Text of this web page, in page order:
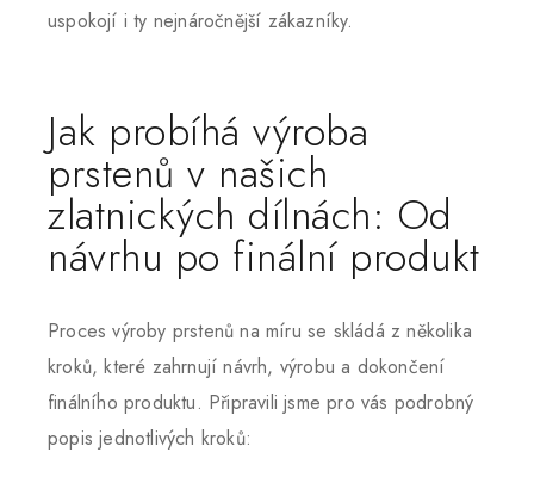
uspokojí i ty nejnáročnější zákazníky.
Jak probíhá výroba
prstenů v našich
zlatnických dílnách: Od
návrhu po finální produkt
Proces výroby prstenů na míru se skládá z několika
kroků, které zahrnují návrh, výrobu a dokončení
finálního produktu. Připravili jsme pro vás podrobný
popis jednotlivých kroků: